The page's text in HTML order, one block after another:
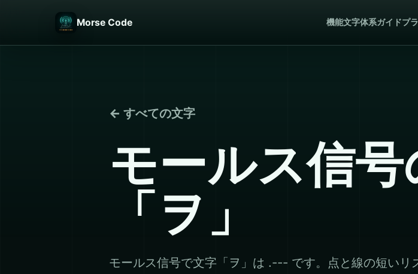
Morse Code 機能文字体系ガイドプ
← すべての文字
モールス信
「ヲ」
モールス信号で文字「ヲ」は .--- です。点と線の短いリ